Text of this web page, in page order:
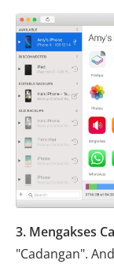
3. Mengakses
"Cadangan".